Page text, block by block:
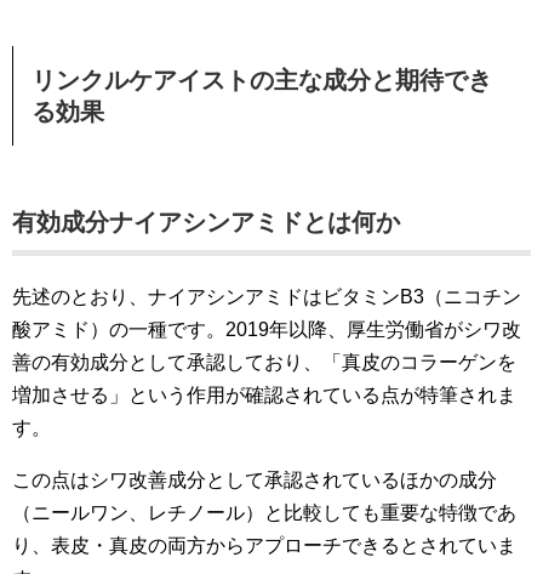
リンクルケアイストの主な成分と期待でき
る効果
有効成分ナイアシンアミドとは何か
先述のとおり、ナイアシンアミドはビタミンB3（ニコチン
酸アミド）の一種です。2019年以降、厚生労働省がシワ改
善の有効成分として承認しており、「真皮のコラーゲンを
増加させる」という作用が確認されている点が特筆されま
す。
この点はシワ改善成分として承認されているほかの成分
（ニールワン、レチノール）と比較しても重要な特徴であ
り、表皮・真皮の両方からアプローチできるとされていま